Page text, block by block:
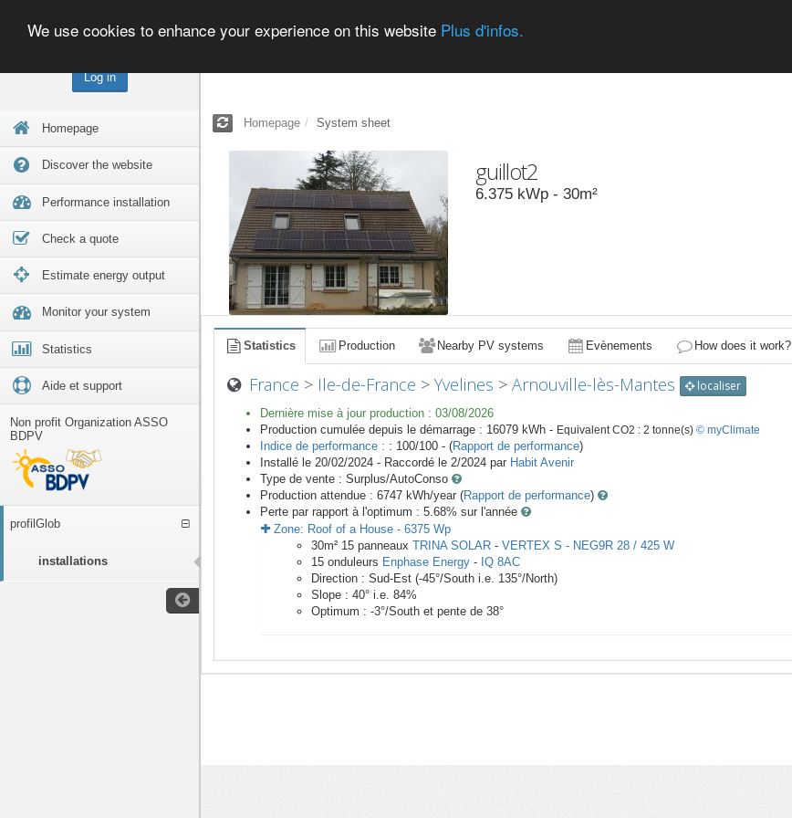
Log in
Homepage
Discover the website
Performance installation
Check a quote
Estimate energy output
Monitor your system
Statistics
Aide et support
Non profit Organization ASSO
BDPV
profilGlob
installations
We use cookies to enhance your experience on this website Plus d'infos.
Homepage System sheet
guillot2
6.375 kWp - 30m²
Statistics Production Nearby PV systems Evènements How does it work?
France > Ile-de-France >Yvelines >Arnouville-lès-Mantes localiser
Dernière mise à jour production : 03/08/2026
Production cumulée depuis le démarrage : 16079 kWh - Equivalent CO2 : 2 tonne(s) © myClimate
Indice de performance : : 100/100 - (Rapport de performance)
Installé le 20/02/2024 - Raccordé le 2/2024 par Habit Avenir
Type de vente : Surplus/AutoConso
Production attendue : 6747 kWh/year (Rapport de performance)
Perte par rapport à l'optimum : 5.68% sur l'année
Zone: Roof of a House - 6375 Wp
30m² 15 panneaux TRINA SOLAR - VERTEX S - NEG9R 28 / 425 W
15 onduleurs Enphase Energy - IQ 8AC
Direction : Sud-Est (-45°/South i.e. 135°/North)
Slope : 40° i.e. 84%
Optimum : -3°/South et pente de 38°